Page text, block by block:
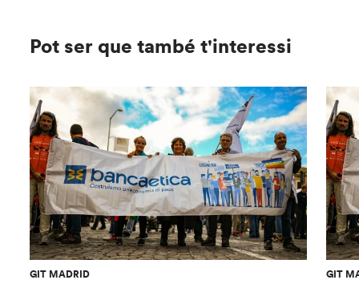
Pot ser que també t'interessi
GIT MADRID GIT